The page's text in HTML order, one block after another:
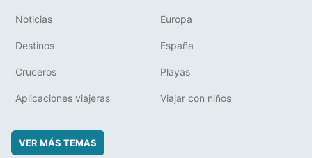
Noticias Europa
Destinos España
Cruceros Playas
Aplicaciones viajeras Viajar con niños
VER MÁS TEMAS